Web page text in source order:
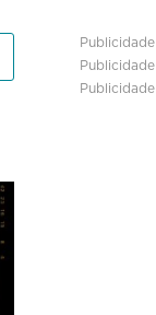
Publicidade
Publicidade
Publicidade